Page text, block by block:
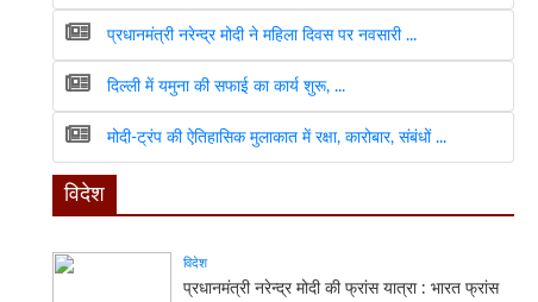
प्रधानमंत्री नरेन्द्र मोदी ने महिला दिवस पर नवसारी ...
दिल्ली में यमुना की सफाई का कार्य शुरू, ...
मोदी-ट्रंप की ऐतिहासिक मुलाकात में रक्षा, कारोबार, संबंधों ...
विदेश
विदेश
प्रधानमंत्री नरेन्द्र मोदी की फ्रांस यात्रा : भारत फ्रांस